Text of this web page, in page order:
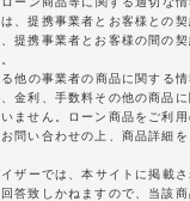
、提携事業者とお客様との契
提携事業者とお客様の間の
他の事業者の商品に関する
金利、手数料その他の商品
ません。ローン商品をご利
問い合わせの上、商品詳細を
ザーでは、本サイトに掲載
答致しかねますので、当該